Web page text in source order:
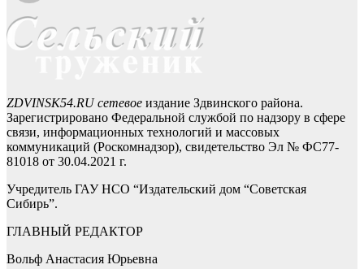
ZDVINSK54.RU сетевое издание Здвинского района.
Зарегистрировано Федеральной службой по надзору в сфере
связи, информационных технологий и массовых
коммуникаций (Роскомнадзор), свидетельство Эл № ФС77-
81018 от 30.04.2021 г.
Учредитель ГАУ НСО “Издательский дом “Советская
Сибирь”.
ГЛАВНЫЙ РЕДАКТОР
Вольф Анастасия Юрьевна